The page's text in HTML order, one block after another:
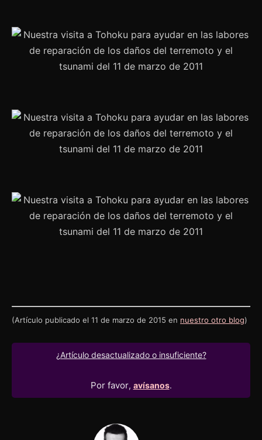
(Artículo publicado el 11 de marzo de 2015 en nuestro otro blog)
¿Artículo desactualizado o insuficiente?
Por favor, avísanos.